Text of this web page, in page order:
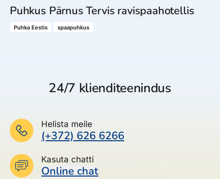
Puhkus Pärnus Tervis ravispaahotellis
Puhka Eestis spaapuhkus
24/7 klienditeenindus
Helista meile
(+372) 626 6266
Kasuta chatti
Online chat